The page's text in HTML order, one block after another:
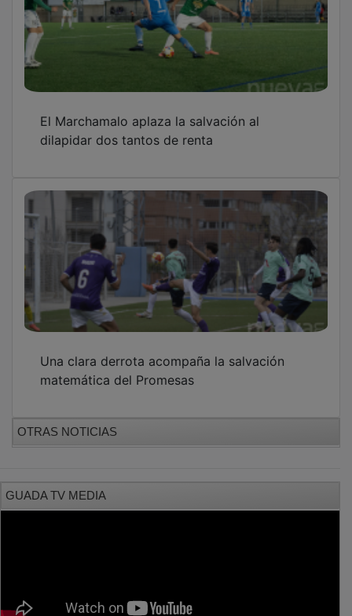
dilapidar dos tantos de renta
matemática del Promesas
OTRAS NOTICIAS